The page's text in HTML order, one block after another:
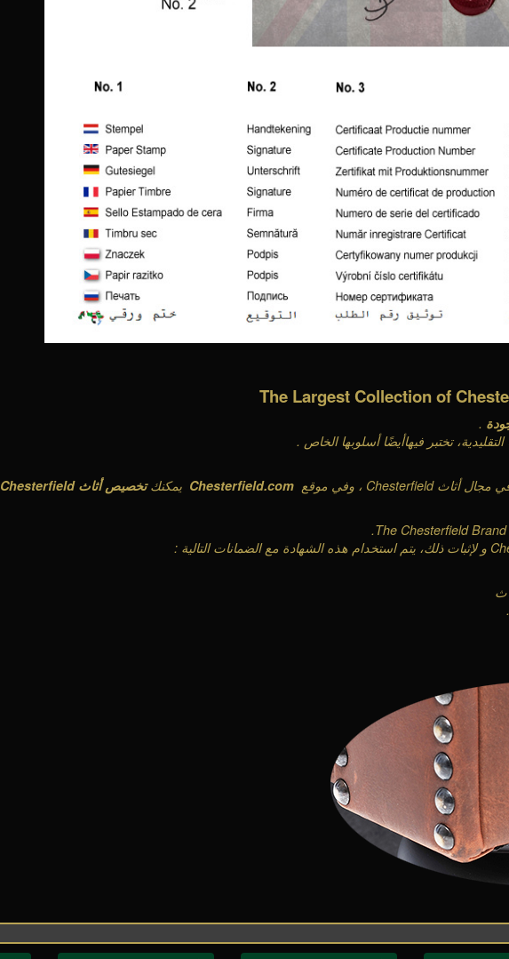
The Largest Collection of
.
تختبر فيهاأيضًا أسلوبها الخاص .
مجال أثاث Chesterfield ، وفي موقع Chesterfield.com يمكنكتخصيص أثاث Chesterfield
The Chesterfield Brand.
و لإثبات ذلك، يتم استخدام هذه الشهادة مع الضمانات التالية :
.